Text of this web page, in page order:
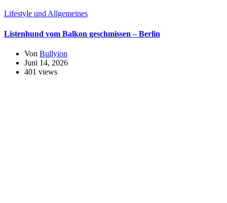
Lifestyle und Allgemeines
Listenhund vom Balkon geschmissen – Berlin
Von Bullyion
Juni 14, 2026
401 views